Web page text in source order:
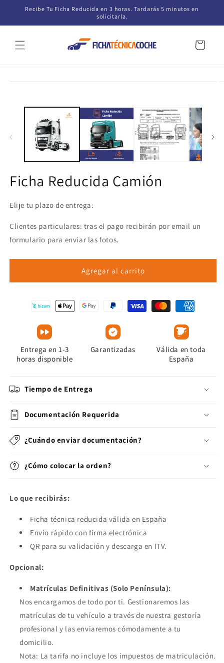
directamente
Recibe Tu Ficha Reducida en 3 horas. Tardarás 5 minutos en
solicitarla.
Carrito
del producto
Ficha Reducida Camión
Elije tu plazo de entrega:
Clientes particulares: tras el pago recibirán por email un
formulario para enviar las fotos.
Agregar al carrito
Entrega en 1-3
horas disponible
Garantizadas
Válida en toda
España
Tiempo de Entrega
Documentación Requerida
¿Cuándo enviar documentación?
¿Cómo colocar la orden?
Lo que recibirás:
Ficha técnica reducida válida en España
Envío rápido con firma electrónica
QR para su validación y descarga en ITV.
Opcional:
Matrículas Definitivas (Solo Península):
Nos encargamos de todo por ti. Gestionaremos las
matrículas de tu vehículo a través de nuestra gestoría
profesional y las enviaremos cómodamente a tu
domicilio.
Nota: La tarifa no incluye los impuestos de matriculación.